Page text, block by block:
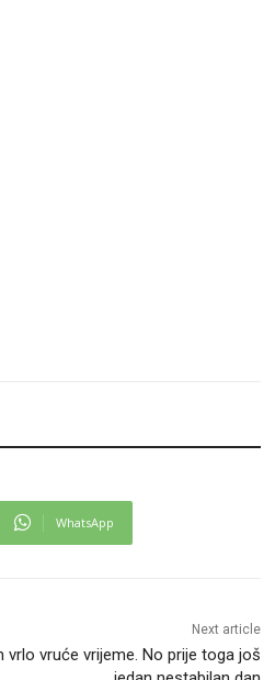
WhatsApp
Next article
vrlo vruće vrijeme. No prije toga još